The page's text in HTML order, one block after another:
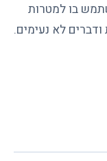
בו למטרות
לא נעימים.